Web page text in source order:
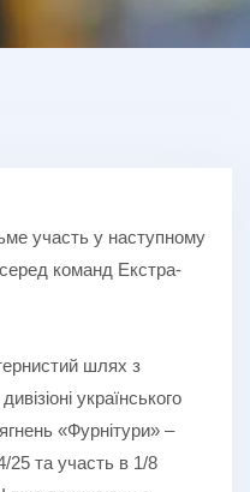
участь у наступному
серед команд Екстра-
шлях з
українського
«Фурнітури» –
25 та участь в 1/8